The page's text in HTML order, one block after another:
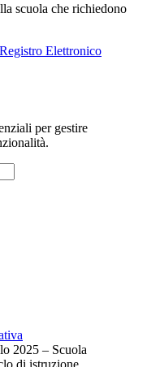
scuola che richiedono
Registro Elettronico
per gestire
2025 – Scuola
di istruzione